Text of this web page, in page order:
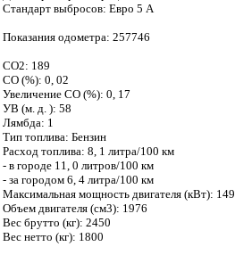
Стандарт выбросов: Евро 5 А
Показания одометра: 257746
CO2: 189
СО (%): 0, 02
Увеличение CO (%): 0, 17
УВ (м. д. ): 58
Лямбда: 1
Тип топлива: Бензин
Расход топлива: 8, 1 литра/100 км
- в городе 11, 0 литров/100 км
- за городом 6, 4 литра/100 км
Максимальная мощность двигателя (кВт): 149
Объем двигателя (см3): 1976
Вес брутто (кг): 2450
Вес нетто (кг): 1800